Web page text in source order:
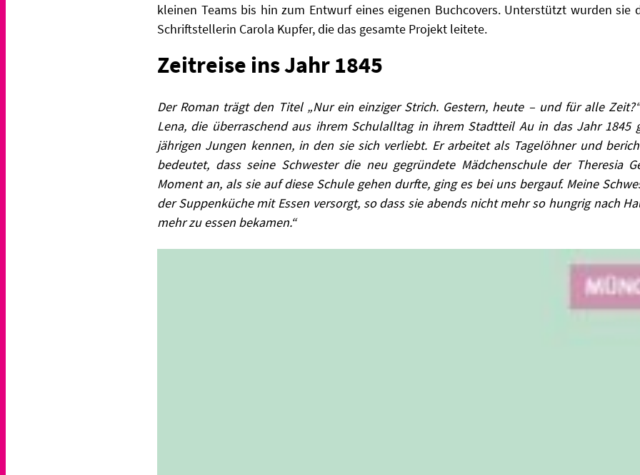
kleinen Teams bis hin zum Entwurf eines eigenen Buchcovers. Unterstützt wurden
Schriftstellerin Carola Kupfer, die das gesamte Projekt leitete.
Zeitreise ins Jahr 1845
Der Roman trägt den Titel „Nur ein einziger Strich. Gestern, heute – und für alle
Lena, die überraschend aus ihrem Schulalltag in ihrem Stadtteil Au in das Jahr 1845
jährigen Jungen kennen, in den sie sich verliebt. Er arbeitet als Tagelöhner und
bedeutet, dass seine Schwester die neu gegründete Mädchenschule der Theresia
Moment an, als sie auf diese Schule gehen durfte, ging es bei uns bergauf. Meine
der Suppenküche mit Essen versorgt, so dass sie abends nicht mehr so hungrig nach
mehr zu essen bekamen.“